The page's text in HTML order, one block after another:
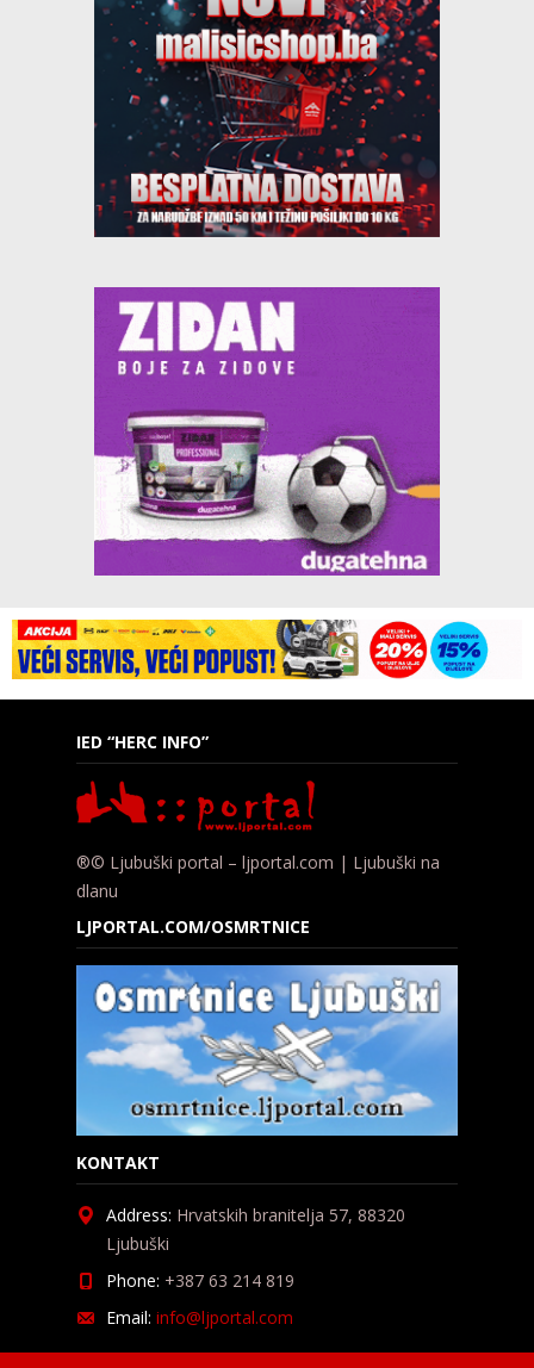
IED “HERC INFO”
®© Ljubuški portal – ljportal.com | Ljubuški na
dlanu
LJPORTAL.COM/OSMRTNICE
KONTAKT
Address: Hrvatskih branitelja 57, 88320
Ljubuški
Phone: +387 63 214 819
Email: info@ljportal.com